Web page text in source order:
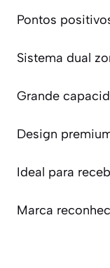
Pontos
Sistema dual
Grande
Design
Ideal para
Marca